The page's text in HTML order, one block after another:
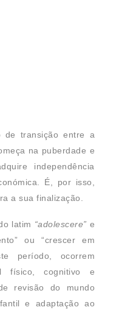
de transição entre a
na puberdade e
independência
É, por isso,
a sua finalização.
latim “adolescere” e
ou “crescer em
período, ocorrem
físico, cognitivo e
revisão do mundo
e adaptação ao